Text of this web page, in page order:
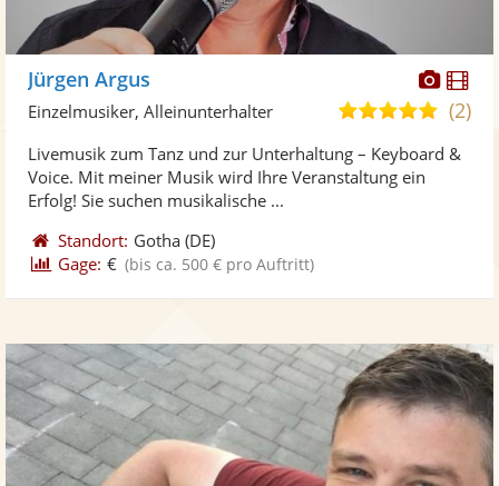
Fotos
Jürgen Argus
5,0
5
(2)
Einzelmusiker, Alleinunterhalter
Livemusik zum Tanz und zur Unterhaltung – Keyboard &
Voice. Mit meiner Musik wird Ihre Veranstaltung ein
Erfolg! Sie suchen musikalische ...
Standort: Gotha (DE)
Gage: € (bis ca. 500 € pro Auftritt)